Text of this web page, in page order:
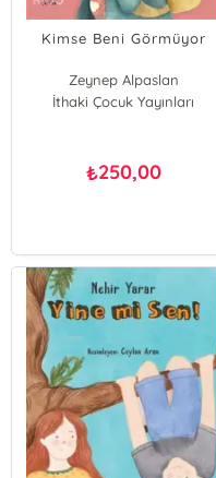
Kimse Beni Görmüyor
Zeynep Alpaslan
İthaki Çocuk Yayınları
₺250,00